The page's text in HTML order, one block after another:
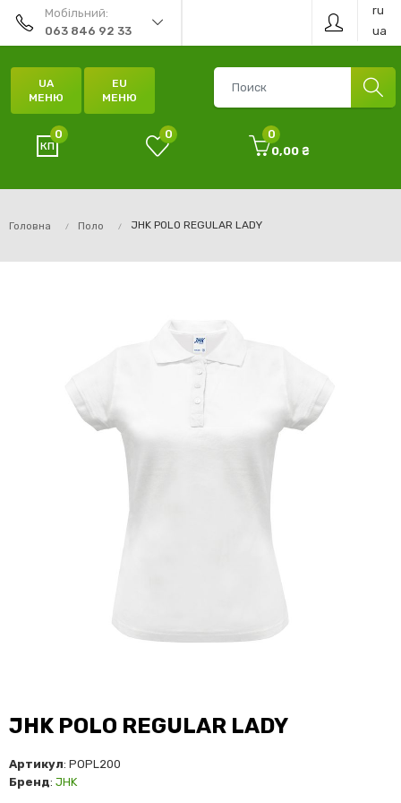
Мобільний:
063 846 92 33
ru
ua
UA
МЕНЮ
EU
МЕНЮ
0 0
0
0,00 ₴
Головна Поло JHK POLO REGULAR LADY
JHK POLO REGULAR LADY
Артикул: POPL200
Бренд: JHK